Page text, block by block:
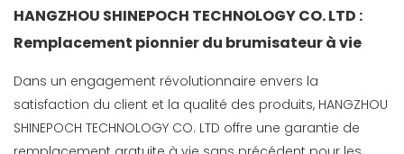
HANGZHOU SHINEPOCH TECHNOLOGY CO. LTD :
Remplacement pionnier du brumisateur à vie
Dans un engagement révolutionnaire envers la
satisfaction du client et la qualité des produits, HANGZHOU
SHINEPOCH TECHNOLOGY CO. LTD offre une garantie de